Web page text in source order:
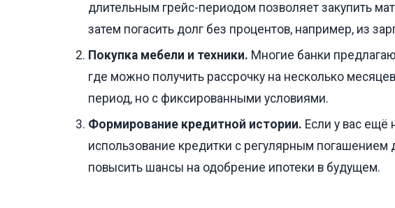
длительным грейс-периодом позволяет закупить
затем погасить долг без процентов, например, из
Покупка мебели и техники. Многие банки
где можно получить рассрочку на несколько
период, но с фиксированными условиями.
Формирование кредитной истории. Если у вас ещё
использование кредитки с регулярным
повысить шансы на одобрение ипотеки в будущем.